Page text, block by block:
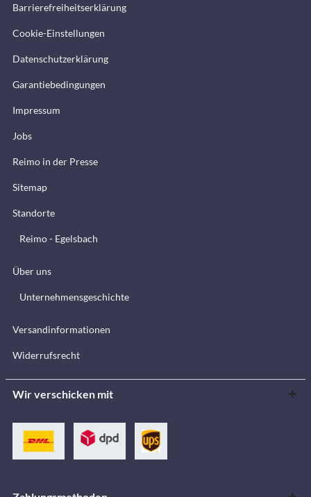
Barrierefreiheitserklärung
Cookie-Einstellungen
Datenschutzerklärung
Garantiebedingungen
Impressum
Jobs
Reimo in der Presse
Sitemap
Standorte
Reimo - Egelsbach
Über uns
Unternehmensgeschichte
Versandinformationen
Widerrufsrecht
Wir verschicken mit